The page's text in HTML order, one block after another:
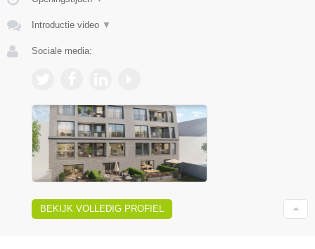
Introductie video ▼
Sociale media:
BEKIJK VOLLEDIG PROFIEL